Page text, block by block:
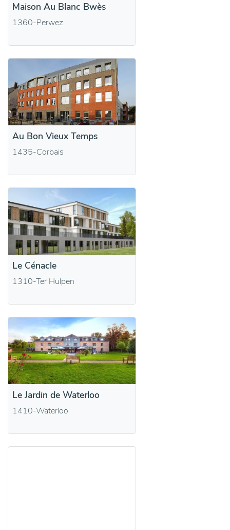
Maison Au Blanc Bwès
1360-Perwez
Au Bon Vieux Temps
1435-Corbais
Le Cénacle
1310-Ter Hulpen
Le Jardin de Waterloo
1410-Waterloo